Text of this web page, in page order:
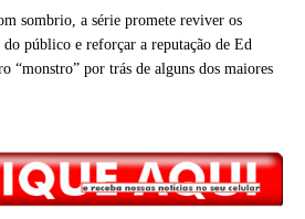
sombrio, a série promete reviver os
público e reforçar a reputação de Ed
“monstro” por trás de alguns dos maiores